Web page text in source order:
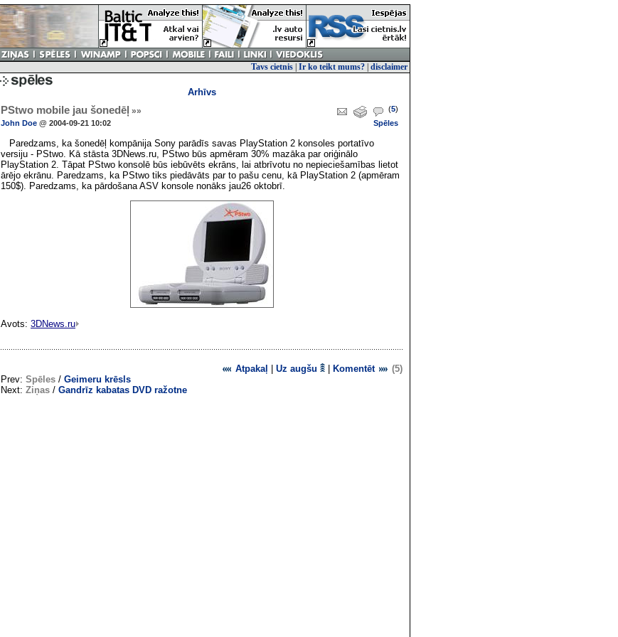
Tavs cietnis Ir ko teikt mums? disclaimer
Arhīvs
PStwo mobile jau šonedēļ »» (5)
John Doe @ 2004-09-21 10:02 Spēles
Paredzams, ka šonedēļ kompānija Sony parādīs savas PlayStation 2 konsoles portatīvo
versiju - PStwo. Kā stāsta 3DNews.ru, PStwo būs apmēram 30% mazāka par oriģinālo
PlayStation 2. Tāpat PStwo konsolē būs iebūvēts ekrāns, lai atbrīvotu no nepieciešamības lietot
ārējo ekrānu. Paredzams, ka PStwo tiks piedāvāts par to pašu cenu, kā PlayStation 2 (apmēram
150$). Paredzams, ka pārdošana ASV konsole nonāks jau26 oktobrī.
Avots: 3DNews.ru
Atpakaļ Uz augšu Komentēt
(5)
Prev: Spēles / Geimeru krēsls
Next: Ziņas / Gandrīz kabatas DVD ražotne